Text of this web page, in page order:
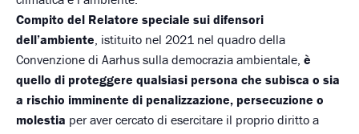
Compito del Relatore speciale sui difensori
dell’ambiente , istituito nel 2021 nel quadro della
Convenzione di Aarhus sulla democrazia ambientale, è
quello di proteggere qualsiasi persona che subisca o sia
a rischio imminente di penalizzazione, persecuzione o
molestia per aver cercato di esercitare il proprio diritto a